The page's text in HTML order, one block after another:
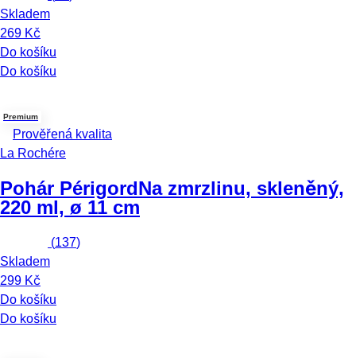
Skladem
269 Kč
Do košíku
Do košíku
Premium
Prověřená kvalita
La Rochére
Pohár PérigordNa zmrzlinu, skleněný,
220 ml, ø 11 cm
(137)
Skladem
299 Kč
Do košíku
Do košíku